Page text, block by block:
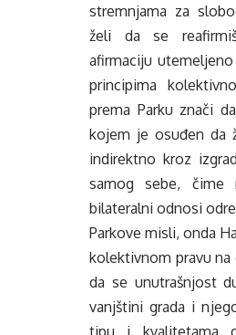
stremnjama za
želi da se
afirmaciju
principima
prema Parku znači
kojem je osuđen da
indirektno kroz
samog sebe, čime
bilateralni odnosi
Parkove misli, onda
kolektivnom pravu na
da se unutrašnjost
vanjštini grada i
tipu i kvalitetama